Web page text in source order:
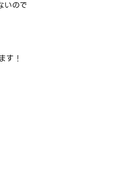
いので
す！